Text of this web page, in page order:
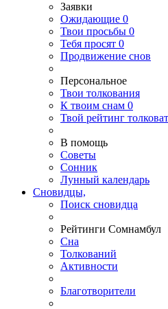
Заявки
Ожидающие 0
Твои просьбы 0
Тебя просят 0
Продвижение снов
Персональное
Твои толкования
К твоим снам 0
Твой рейтинг
В помощь
Советы
Сонник
Лунный календарь
Сновидцы,
Поиск сновидца
Рейтинги Сомнамбул
Сна
Толкований
Активности
Благотворители